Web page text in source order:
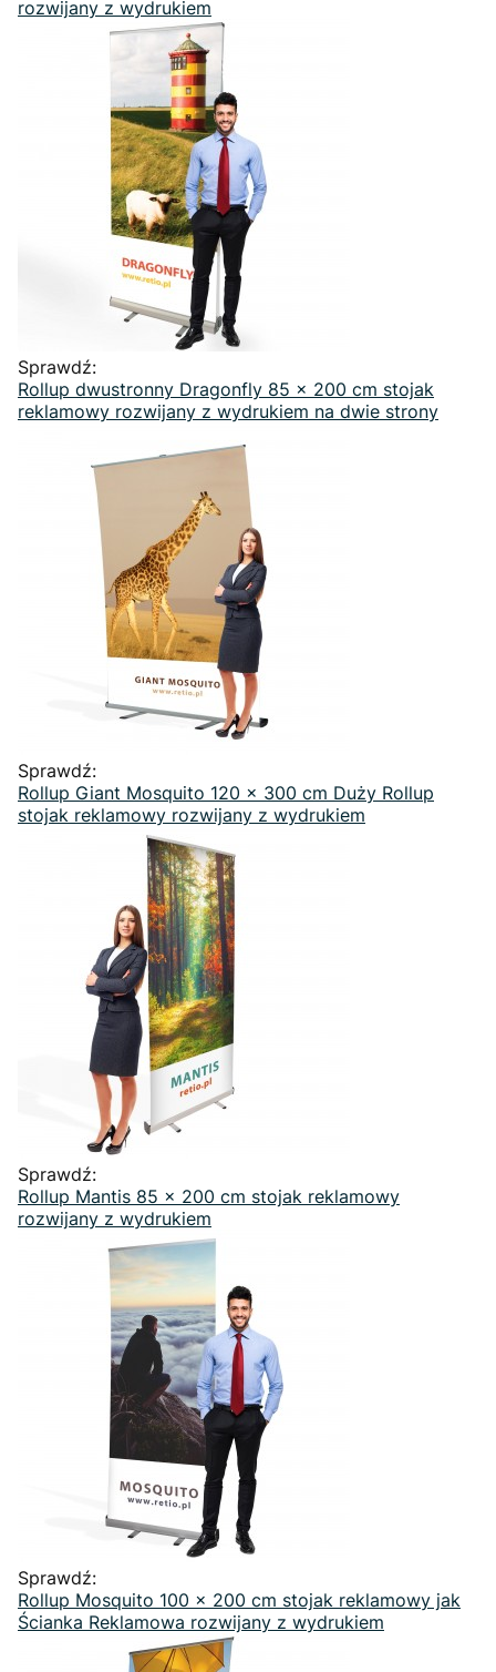
rozwijany z wydrukiem
Sprawdź:
Rollup dwustronny Dragonfly 85 x 200 cm stojak
reklamowy rozwijany z wydrukiem na dwie strony
Sprawdź:
Rollup Giant Mosquito 120 x 300 cm Duży Rollup
stojak reklamowy rozwijany z wydrukiem
Sprawdź:
Rollup Mantis 85 x 200 cm stojak reklamowy
rozwijany z wydrukiem
Sprawdź:
Rollup Mosquito 100 x 200 cm stojak reklamowy jak
Ścianka Reklamowa rozwijany z wydrukiem